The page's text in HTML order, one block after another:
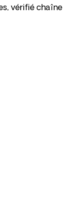
vérifié chaîne